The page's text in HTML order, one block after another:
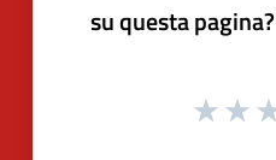
su questa pagina?